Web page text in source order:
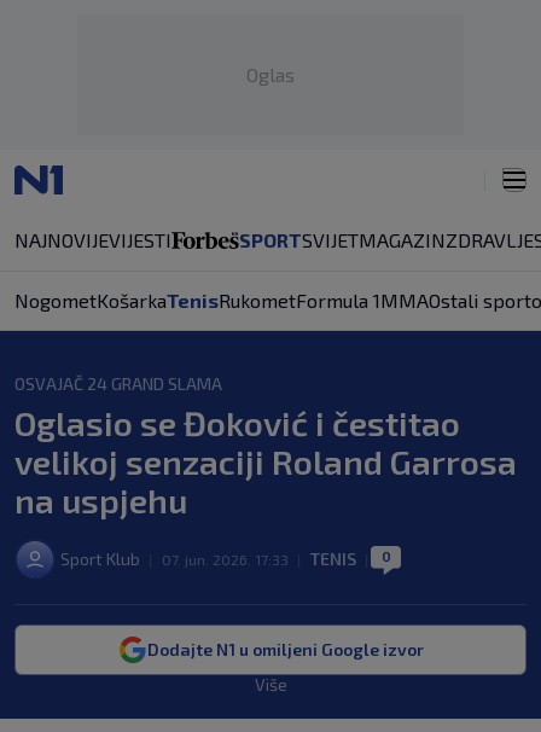
Oglas
NAJNOVIJEVIJESTI SPORTSVIJETMAGAZINZDRAVLJE
NogometKošarkaTenisRukometFormula 1MMAOstali
OSVAJAČ 24 GRAND SLAMA
Oglasio se Đoković i čestitao
velikoj senzaciji Roland Garrosa
na uspjehu
Sport Klub 07. jun. 2026. 17:33 TENIS 0
Dodajte N1 u omiljeni Google izvor
Više